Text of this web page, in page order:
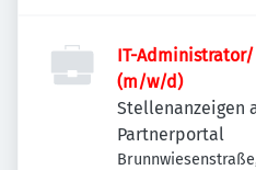
IT-
(m/w/d)
Stellenanzeigen
Partnerportal